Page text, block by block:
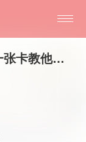
丈夫出轨，我用一张卡教他做人